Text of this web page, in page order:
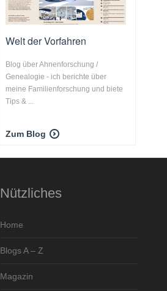
Welt der Vorfahren
Blog über Ahnenforschung /
Genealogie - ich berichte über
meine Familienforschung und biete
Tips & ...
Zum Blog
Nützliches
Home
Blogs A – Z
Magazin